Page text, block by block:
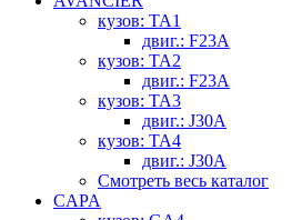
кузов: TA1
двиг.: F23A
кузов: TA2
двиг.: F23A
кузов: TA3
двиг.: J30A
кузов: TA4
двиг.: J30A
Смотреть весь каталог
CAPA